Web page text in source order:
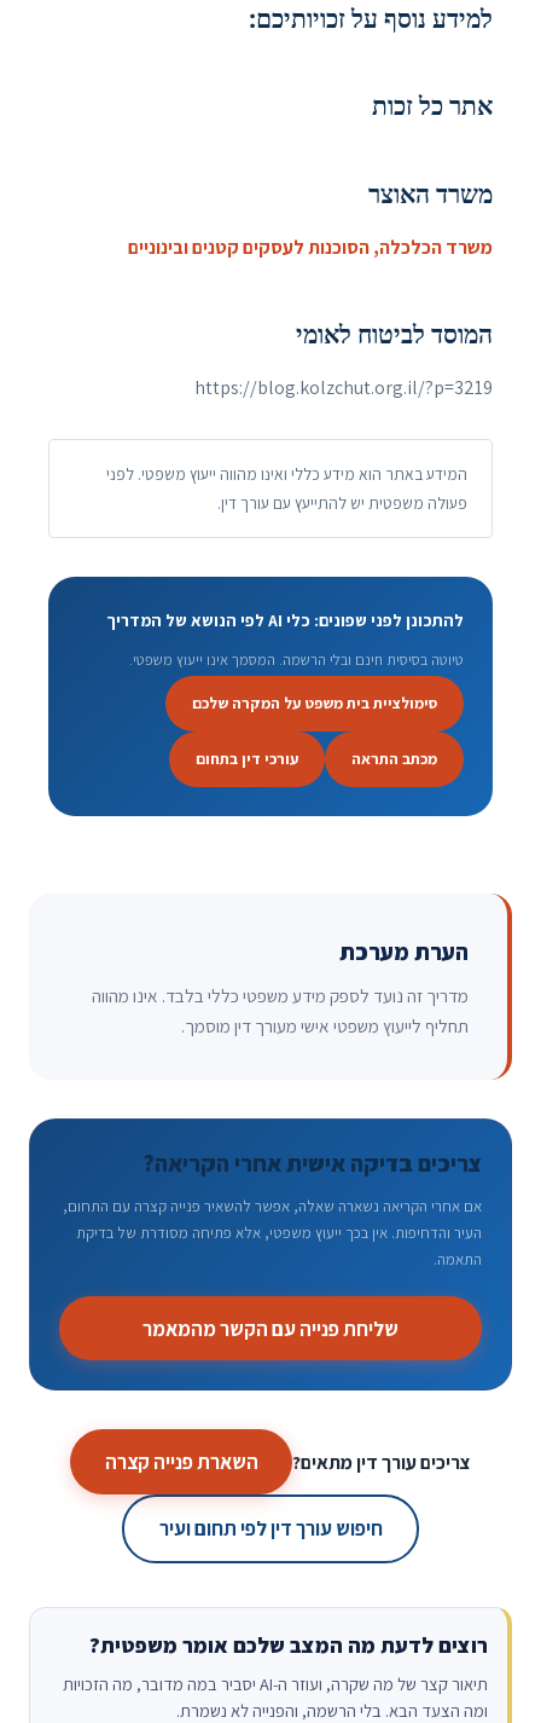
למידע נוסף על זכויותיכם:
אתר כל זכות
משרד האוצר
משרד הכלכלה, הסוכנות לעסקים קטנים ובינוניים
המוסד לביטוח לאומי
https://blog.kolzchut.org.il/?p=3219
המידע באתר הוא מידע כללי ואינו מהווה ייעוץ משפטי. לפני
פעולה משפטית יש להתייעץ עם עורך דין.
להתכונן לפני שפונים: כלי AI לפי הנושא של המדריך
טיוטה בסיסית חינם ובלי הרשמה. המסמך אינו ייעוץ משפטי.
סימולציית בית משפט על המקרה שלכם
מכתב התראה עורכי דין בתחום
הערת מערכת
מדריך זה נועד לספק מידע משפטי כללי בלבד. אינו מהווה
תחליף לייעוץ משפטי אישי מעורך דין מוסמך.
צריכים בדיקה אישית אחרי הקריאה?
אם אחרי הקריאה נשארה שאלה, אפשר להשאיר פנייה קצרה עם התחום,
העיר והדחיפות. אין בכך ייעוץ משפטי, אלא פתיחה מסודרת של בדיקת
התאמה.
שליחת פנייה עם הקשר מהמאמר
צריכים עורך דין מתאים? השארת פנייה קצרה
חיפוש עורך דין לפי תחום ועיר
רוצים לדעת מה המצב שלכם אומר משפטית?
תיאור קצר של מה שקרה, ועוזר ה-AI יסביר במה מדובר, מה הזכויות
ומה הצעד הבא. בלי הרשמה, והפנייה לא נשמרת.